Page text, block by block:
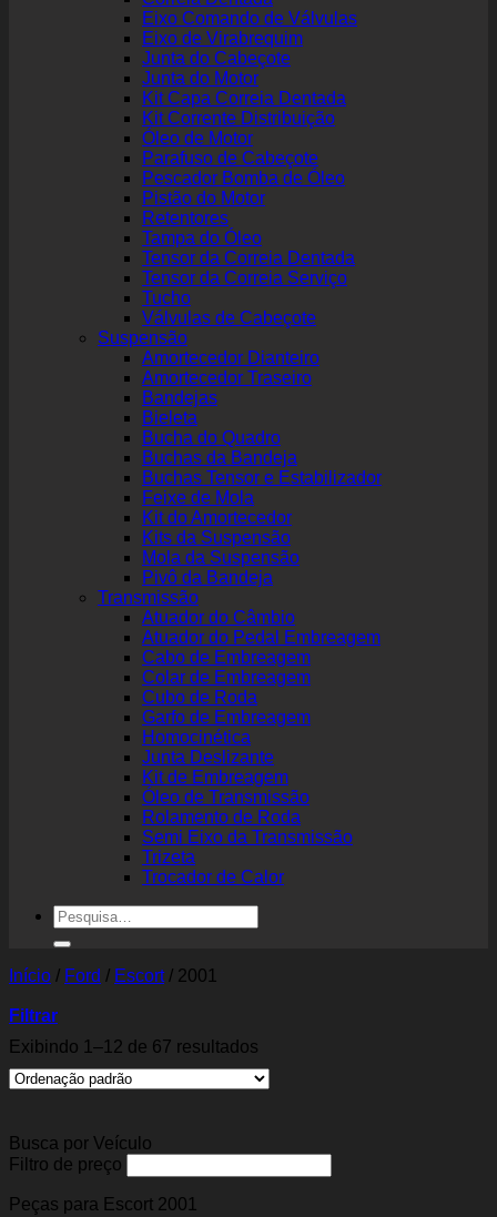
Eixo Comando de Válvulas
Eixo de Virabrequim
Junta do Cabeçote
Junta do Motor
Kit Capa Correia Dentada
Kit Corrente Distribuição
Óleo de Motor
Parafuso de Cabeçote
Pescador Bomba de Óleo
Pistão do Motor
Retentores
Tampa do Óleo
Tensor da Correia Dentada
Tensor da Correia Serviço
Tucho
Válvulas de Cabeçote
Suspensão
Amortecedor Dianteiro
Amortecedor Traseiro
Bandejas
Bieleta
Bucha do Quadro
Buchas da Bandeja
Buchas Tensor e Estabilizador
Feixe de Mola
Kit do Amortecedor
Kits da Suspensão
Mola da Suspensão
Pivô da Bandeja
Transmissão
Atuador do Câmbio
Atuador do Pedal Embreagem
Cabo de Embreagem
Colar de Embreagem
Cubo de Roda
Garfo de Embreagem
Homocinética
Junta Deslizante
Kit de Embreagem
Óleo de Transmissão
Rolamento de Roda
Semi Eixo da Transmissão
Trizeta
Trocador de Calor
Pesquisar
por:
Início / Ford / Escort / 2001
Filtrar
Exibindo 1–12 de 67 resultados
Busca por Veículo
Filtro de preço
Peças para Escort 2001